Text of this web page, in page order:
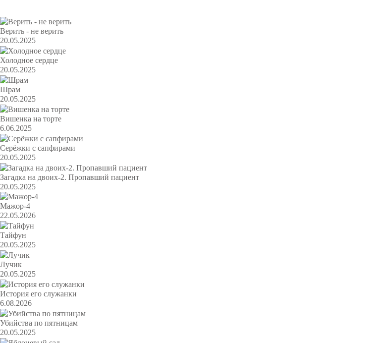
Верить - не верить
20.05.2025
Холодное сердце
20.05.2025
Шрам
20.05.2025
Вишенка на торте
6.06.2025
Серёжки с сапфирами
20.05.2025
Загадка на двоих-2. Пропавший пациент
20.05.2025
Мажор-4
22.05.2026
Тайфун
20.05.2025
Лучик
20.05.2025
История его служанки
6.08.2026
Убийства по пятницам
20.05.2025